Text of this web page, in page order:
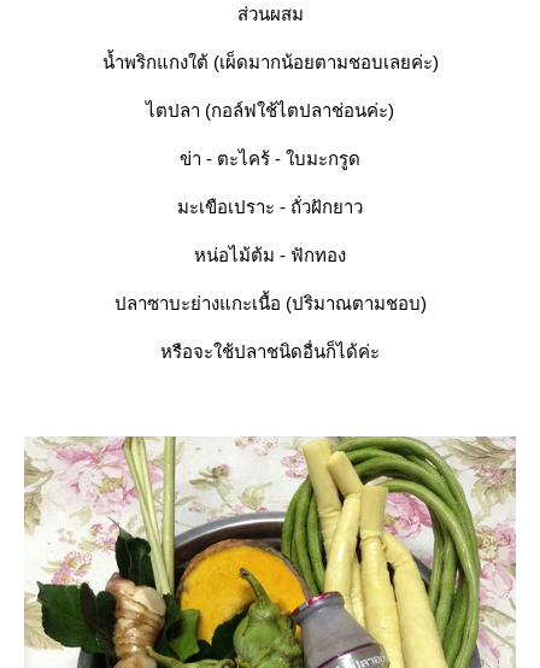
ส่วนผสม
น้ำพริกแกงใต้ (เผ็ดมากน้อยตามชอบเลยค่ะ)
ไตปลา (กอล์ฟใช้ไตปลาช่อนค่ะ)
ข่า - ตะไคร้ - ใบมะกรูด
มะเขือเปราะ - ถั่วฝักยาว
หน่อไม้ต้ม - ฟักทอง
ปลาซาบะย่างแกะเนื้อ (ปริมาณตามชอบ)
หรือจะใช้ปลาชนิดอื่นก็ได้ค่ะ